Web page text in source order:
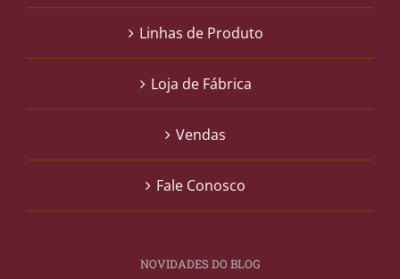
Linhas de Produto
Loja de Fábrica
Vendas
Fale Conosco
NOVIDADES DO BLOG